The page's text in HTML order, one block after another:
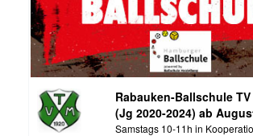
Rabauken-Ballschule
(Jg 2020-2024) ab
Samstags 10-11h in